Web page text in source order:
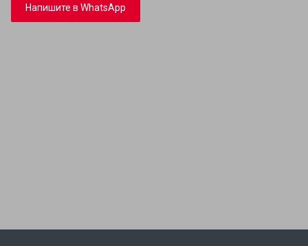
Напишите в WhatsApp